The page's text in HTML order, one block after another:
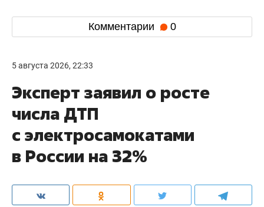
Комментарии 0
5 августа 2026, 22:33
Эксперт заявил о росте
числа ДТП
с электросамокатами
в России на 32%